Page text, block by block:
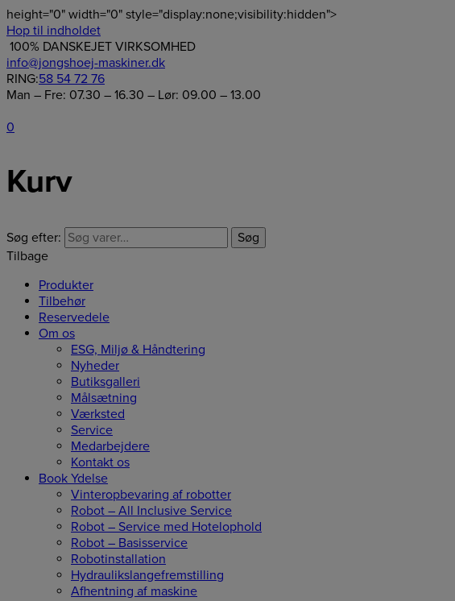
height="0" width="0" style="display:none;visibility:hidden">
Hop til indholdet
100% DANSKEJET VIRKSOMHED
info@jongshoej-maskiner.dk
RING:58 54 72 76
Man – Fre: 07.30 – 16.30 – Lør: 09.00 – 13.00
0
Kurv
Søg efter:
Søg
Tilbage
Produkter
Tilbehør
Reservedele
Om os
ESG, Miljø & Håndtering
Nyheder
Butiksgalleri
Målsætning
Værksted
Service
Medarbejdere
Kontakt os
Book Ydelse
Vinteropbevaring af robotter
Robot – All Inclusive Service
Robot – Service med Hotelophold
Robot – Basisservice
Robotinstallation
Hydraulikslangefremstilling
Afhentning af maskine